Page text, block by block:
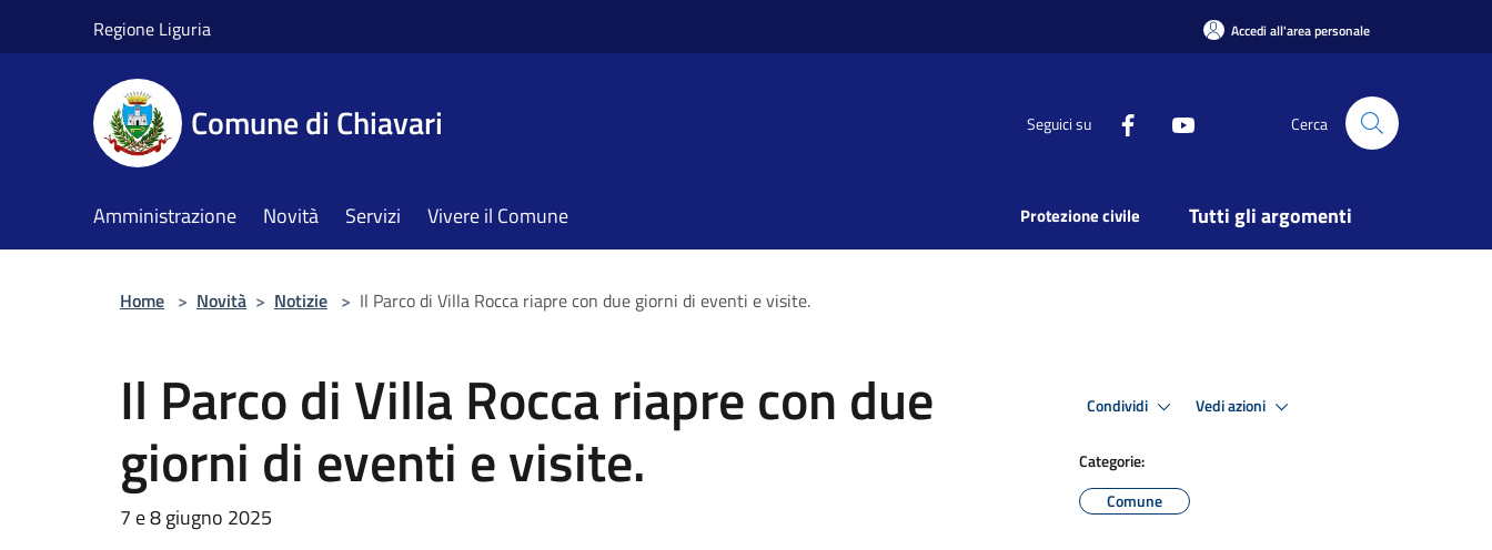
Regione Liguria Accedi all'area personale
Comune di Chiavari Seguici su Cerca
Amministrazione Novità Servizi Vivere il Comune Protezione civile Tutti gli argomenti
Home > Novità > Notizie > Il Parco di Villa Rocca riapre con due giorni di eventi e visite.
Il Parco di Villa Rocca riapre con due
giorni di eventi e visite.
7 e 8 giugno 2025
Condividi Vedi azioni
Categorie:
Comune